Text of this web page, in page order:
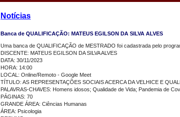
Notícias
Banca de QUALIFICAÇÃO: MATEUS EGILSON DA SILVA ALVES
Uma banca de QUALIFICAÇÃO de MESTRADO foi cadastrada pelo
DISCENTE: MATEUS EGILSON DA SILVA ALVES
DATA: 30/11/2023
HORA: 14:00
LOCAL: Online/Remoto - Google Meet
TÍTULO: AS REPRESENTAÇÕES SOCIAIS ACERCA DA VELHICE E
PALAVRAS-CHAVES: Homens idosos; Qualidade de Vida; Pandemia de
PÁGINAS: 70
GRANDE ÁREA: Ciências Humanas
ÁREA: Psicologia